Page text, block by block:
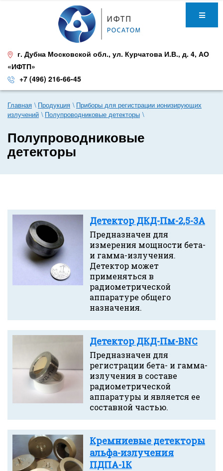
г. Дубна Московской обл., ул. Курчатова И.В., д. 4, АО
«ИФТП»
+7 (496) 216-66-45
Главная Продукция
Приборы для регистрации ионизирующих
излучений
Полупроводниковые детекторы
Полупроводниковые
детекторы
Детектор ДКД-Пм-2,5-3А
Предназначен для
измерения мощности бета-
и гамма-излучения.
Детектор может
применяться в
радиометрической
аппаратуре общего
назначения.
Детектор ДКД-Пм-BNC
Предназначен для
регистрации бета- и гамма-
излучения в составе
радиометрической
аппаратуры и является ее
составной частью.
Кремниевые детекторы
альфа-излучения
ПДПА-1К